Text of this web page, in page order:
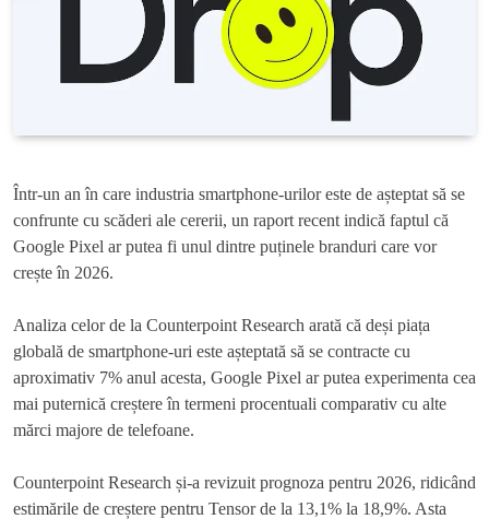
Într-un an în care industria smartphone-urilor este de așteptat să se
confrunte cu scăderi ale cererii, un raport recent indică faptul că
Google Pixel ar putea fi unul dintre puținele branduri care vor
crește în 2026.
Analiza celor de la Counterpoint Research arată că deși piața
globală de smartphone-uri este așteptată să se contracte cu
aproximativ 7% anul acesta, Google Pixel ar putea experimenta cea
mai puternică creștere în termeni procentuali comparativ cu alte
mărci majore de telefoane.
Counterpoint Research și-a revizuit prognoza pentru 2026, ridicând
estimările de creștere pentru Tensor de la 13,1% la 18,9%. Asta